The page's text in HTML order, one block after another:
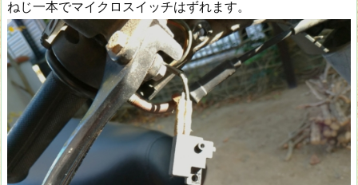
ねじ一本でマイクロスイッチはずれます。